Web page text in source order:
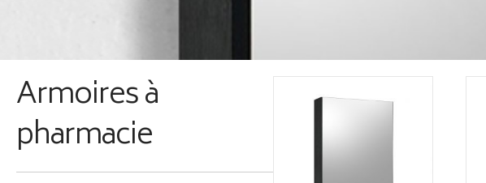
Armoires à
pharmacie